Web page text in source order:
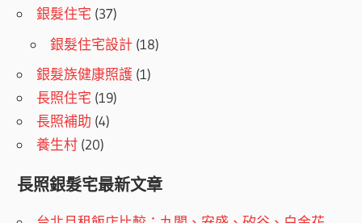
銀髮住宅 (37)
銀髮住宅設計 (18)
銀髮族健康照護 (1)
長照住宅 (19)
長照補助 (4)
養生村 (20)
長照銀髮宅最新文章